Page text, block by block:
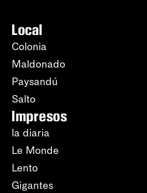
Local
Colonia
Maldonado
Paysandú
Salto
Impresos
la diaria
Le Monde
Lento
Gigantes